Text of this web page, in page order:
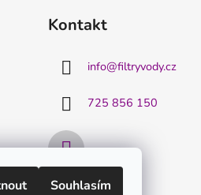
Souhlasím
Kontakt
info@filtryvody.cz
725 856 150